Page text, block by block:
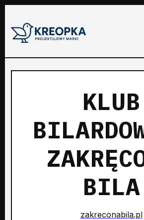
KLUB
BILA
zakreconabila.pl